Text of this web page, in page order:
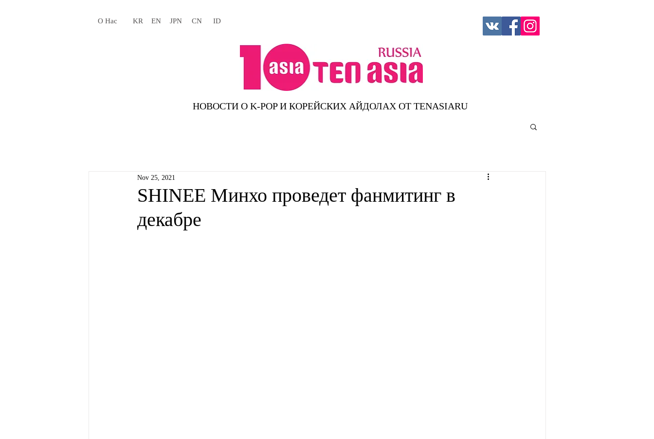
О Нас KR EN JPN CN ID
НОВОСТИ О K-POP И КОРЕЙСКИХ АЙДОЛАХ ОТ TENASIARU
SHINEE Минхо проведет фанмитинг в
декабре
Nov 25, 2021